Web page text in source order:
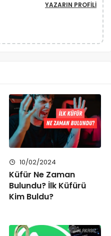
YAZARIN PROFILI
10/02/2024
Küfür Ne Zaman
Bulundu? İlk Küfürü
Kim Buldu?